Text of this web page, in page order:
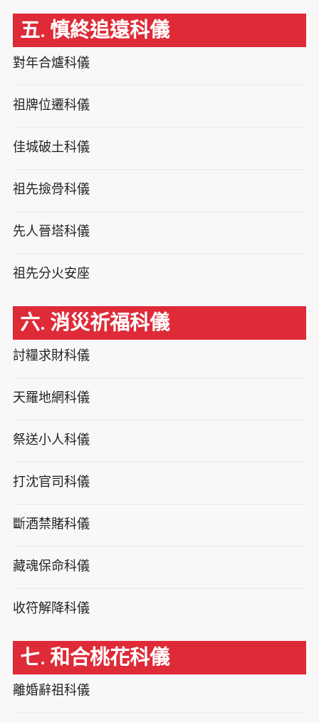
五. 慎終追遠科儀
對年合爐科儀
祖牌位遷科儀
佳城破土科儀
祖先撿骨科儀
先人晉塔科儀
祖先分火安座
六. 消災祈福科儀
討糧求財科儀
天羅地網科儀
祭送小人科儀
打沈官司科儀
斷酒禁賭科儀
藏魂保命科儀
收符解降科儀
七. 和合桃花科儀
離婚辭祖科儀